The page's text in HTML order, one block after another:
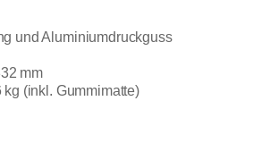
und Aluminiumdruckguss
mm
kg (inkl. Gummimatte)